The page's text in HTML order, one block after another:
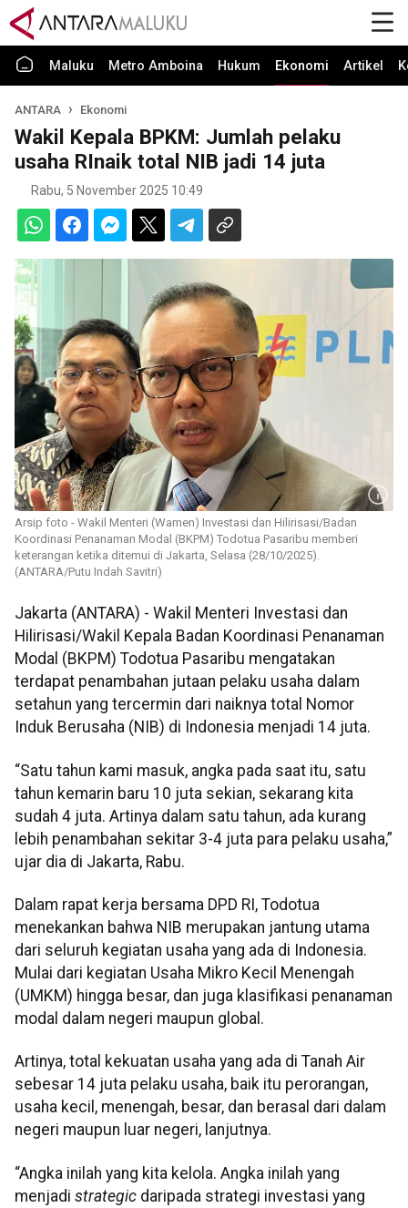
Maluku Metro Amboina Hukum Ekonomi Artikel
ANTARA Ekonomi
Wakil Kepala BPKM: Jumlah pelaku
usaha RInaik total NIB jadi 14 juta
Rabu, 5 November 2025 10:49
Arsip foto - Wakil Menteri (Wamen) Investasi dan Hilirisasi/Badan
Koordinasi Penanaman Modal (BKPM) Todotua Pasaribu memberi
keterangan ketika ditemui di Jakarta, Selasa (28/10/2025).
(ANTARA/Putu Indah Savitri)
Jakarta (ANTARA) - Wakil Menteri Investasi dan
Hilirisasi/Wakil Kepala Badan Koordinasi Penanaman
Modal (BKPM) Todotua Pasaribu mengatakan
terdapat penambahan jutaan pelaku usaha dalam
setahun yang tercermin dari naiknya total Nomor
Induk Berusaha (NIB) di Indonesia menjadi 14 juta.
“Satu tahun kami masuk, angka pada saat itu, satu
tahun kemarin baru 10 juta sekian, sekarang kita
sudah 4 juta. Artinya dalam satu tahun, ada kurang
lebih penambahan sekitar 3-4 juta para pelaku usaha,”
ujar dia di Jakarta, Rabu.
Dalam rapat kerja bersama DPD RI, Todotua
menekankan bahwa NIB merupakan jantung utama
dari seluruh kegiatan usaha yang ada di Indonesia.
Mulai dari kegiatan Usaha Mikro Kecil Menengah
(UMKM) hingga besar, dan juga klasifikasi penanaman
modal dalam negeri maupun global.
Artinya, total kekuatan usaha yang ada di Tanah Air
sebesar 14 juta pelaku usaha, baik itu perorangan,
usaha kecil, menengah, besar, dan berasal dari dalam
negeri maupun luar negeri, lanjutnya.
“Angka inilah yang kita kelola. Angka inilah yang
menjadi strategic daripada strategi investasi yang